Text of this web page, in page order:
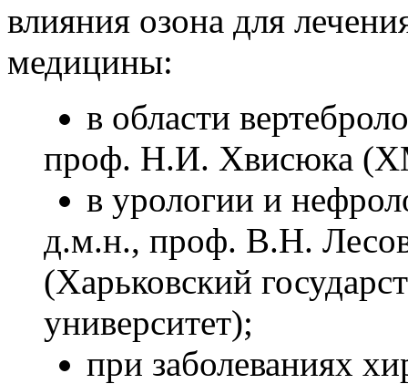
влияния озона для
медицины:
в области
проф. Н.И. Хвисюка
в урологии и
д.м.н., проф. В.Н.
(Харьковский
университет);
при заболеваниях